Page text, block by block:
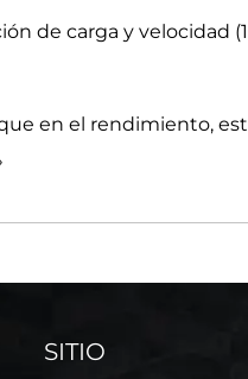
de carga y
en el rendimiento,
SITIO